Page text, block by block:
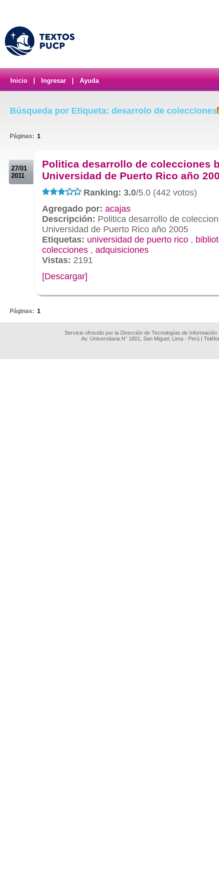
Inicio Ingresar Ayuda
Búsqueda por Etiqueta: desarrolo de colecciones
Páginas: 1
27/01
2011
Politica desarrollo de colecciones
Universidad de Puerto Rico año
Ranking: 3.0/5.0 (442 votos)
Agregado por: acajas
Descripción: Politica desarrollo de
Universidad de Puerto Rico año 2005
Etiquetas: universidad de puerto rico ,
colecciones , adquisiciones
Vistas: 2191
[Descargar]
Páginas: 1
Servicio ofrecido por la Dirección de Tecnologías de
Av. Universitaria N° 1801, San Miguel, Lima - Perú |